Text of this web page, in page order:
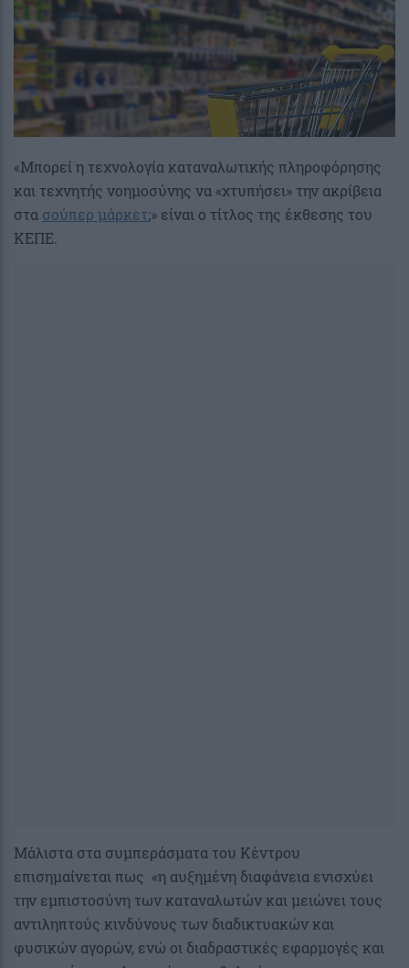
«Μπορεί η τεχνολογία καταναλωτικής πληροφόρησης
και τεχνητής νοημοσύνης να «χτυπήσει» την ακρίβεια
στα σούπερ μάρκετ;» είναι ο τίτλος της έκθεσης του
ΚΕΠΕ.
Μάλιστα στα συμπεράσματα του Κέντρου
επισημαίνεται πως «η αυξημένη διαφάνεια ενισχύει
την εμπιστοσύνη των καταναλωτών και μειώνει τους
αντιληπτούς κινδύνους των διαδικτυακών και
φυσικών αγορών, ενώ οι διαδραστικές εφαρμογές και